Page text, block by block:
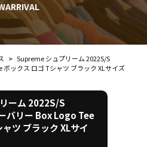
> Supreme シュプリーム 2022S/S
ボックス ロゴ Tシャツ ブラック XLサイズ
ーム 2022S/S
バリー Box Logo Tee
ツ ブラック XLサイ